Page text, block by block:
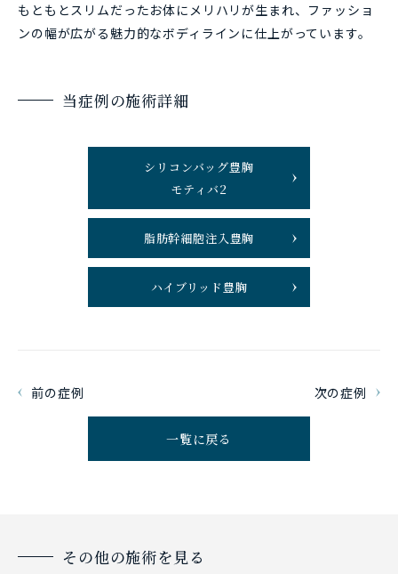
もともとスリムだったお体にメリハリが生まれ、ファッショ
ンの幅が広がる魅力的なボディラインに仕上がっています。
当症例の施術詳細
シリコンバッグ豊胸
モティバ2
脂肪幹細胞注入豊胸
ハイブリッド豊胸
前の症例 次の症例
一覧に戻る
その他の施術を見る